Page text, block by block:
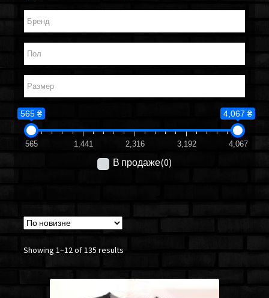
565 ₴ 4,067 ₴
565 1,441 2,316 3,192 4,067
В продаже(0)
Showing 1–12 of 135 results